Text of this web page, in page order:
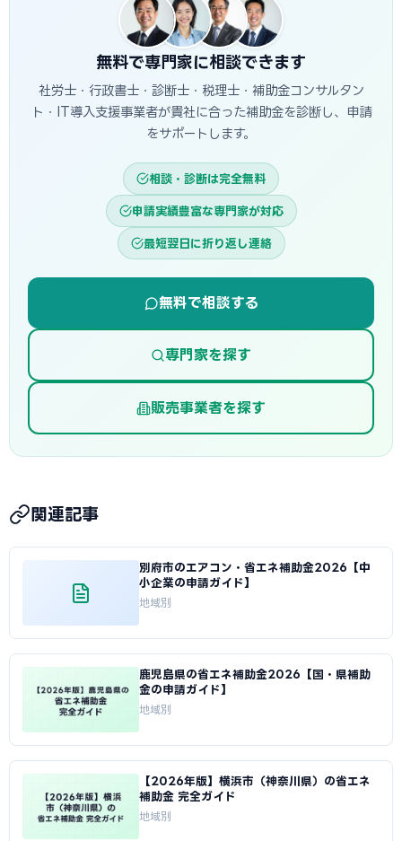
無料で専門家に相談できます
社労士・行政書士・診断士・税理士・補助金コンサルタン
ト・IT導入支援事業者が貴社に合った補助金を診断し、申請
をサポートします。
相談・診断は完全無料
申請実績豊富な専門家が対応
最短翌日に折り返し連絡
無料で相談する
専門家を探す
販売事業者を探す
関連記事
別府市のエアコン・省エネ補助金2026【中
小企業の申請ガイド】
地域別
鹿児島県の省エネ補助金2026【国・県補助
金の申請ガイド】
地域別
【2026年版】横浜市（神奈川県）の省エネ
補助金 完全ガイド
地域別